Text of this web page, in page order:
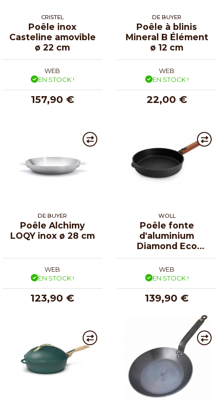
CRISTEL
Poêle inox
Casteline amovible
ø 22 cm
WEB
EN STOCK !
157,90 €
DE BUYER
Poêle à blinis
Mineral B Élément
ø 12 cm
WEB
EN STOCK !
22,00 €
DE BUYER
Poêle Alchimy
LOQY inox ø 28 cm
WEB
EN STOCK !
123,90 €
WOLL
Poêle fonte
d'aluminium
Diamond Eco
Logic - Ø 24 cm
WEB
EN STOCK !
139,90 €